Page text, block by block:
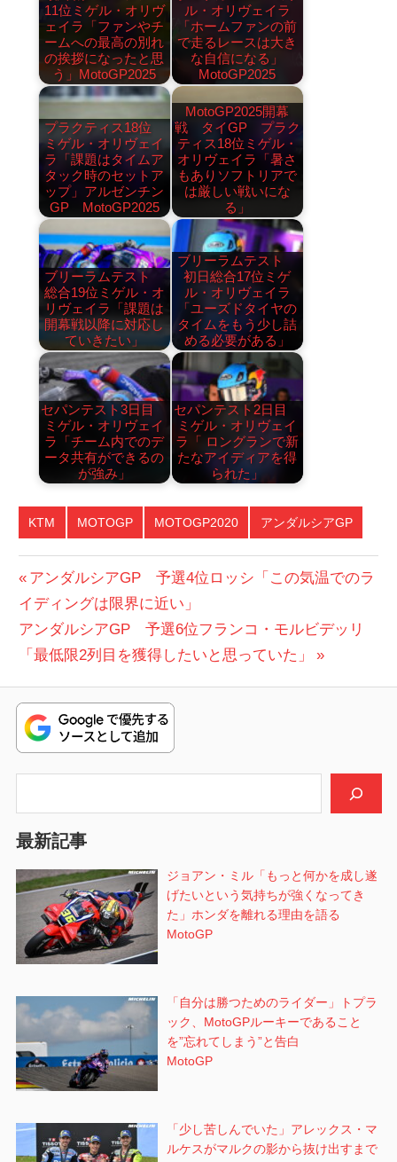
11位ミゲル・オリヴ
ェイラ「ファンやチ
ームへの最高の別れ
の挨拶になったと思
う」MotoGP2025
ル・オリヴェイラ
「ホームファンの前
で走るレースは大き
な自信になる」
MotoGP2025
プラクティス18位
ミゲル・オリヴェイ
ラ「課題はタイムア
タック時のセットア
ップ」アルゼンチン
GP MotoGP2025
MotoGP2025開幕
戦 タイGP プラク
ティス18位ミゲル・
オリヴェイラ「暑さ
もありソフトリアで
は厳しい戦いにな
る」
ブリーラムテスト
総合19位ミゲル・オ
リヴェイラ「課題は
開幕戦以降に対応し
ていきたい」
ブリーラムテスト
初日総合17位ミゲ
ル・オリヴェイラ
「ユーズドタイヤの
タイムをもう少し詰
める必要がある」
セパンテスト3日目
ミゲル・オリヴェイ
ラ「チーム内でのデ
ータ共有ができるの
が強み」
セパンテスト2日目
ミゲル・オリヴェイ
ラ「 ロングランで新
たなアイディアを得
られた」
KTM MOTOGP MOTOGP2020 アンダルシアGP
投
稿
ナ
ビ
ゲ
ー
ン
前
の
投
稿:
アンダルシアGP 予選4位ロッシ「この気温でのラ
イディングは限界に近い」
次
の
稿:
アンダルシアGP 予選6位フランコ・モルビデッリ
「最低限2列目を獲得したいと思っていた」
最新記事
ジョアン・ミル「もっと何かを成し遂
げたいという気持ちが強くなってき
た」ホンダを離れる理由を語る
MotoGP
「自分は勝つためのライダー」トプラ
ック、MotoGPルーキーであること
を”忘れてしまう”と告白
MotoGP
「少し苦しんでいた」アレックス・マ
ルケスがマルクの影から抜け出すまで